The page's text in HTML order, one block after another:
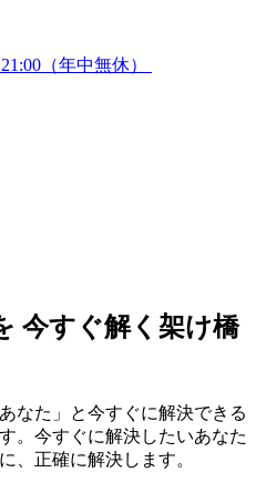
（年中無休）
今すぐ解く架け橋
なた」と今すぐに解決できる
。今すぐに解決したいあなた
、正確に解決します。